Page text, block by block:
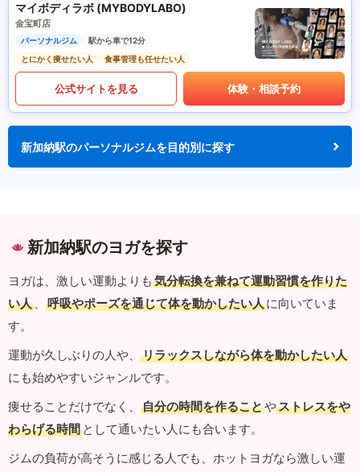
マイボディラボ (MYBODYLABO)
金宝町店
パーソナルジム
駅から車で12分
とにかく痩せたい人
食事管理も任せたい人
公式サイトを見る 体験・相談予約
新加納駅のパーソナルジムを目的別に探す
新加納駅のヨガを探す
ヨガは、激しい運動よりも 気分転換を兼ねて運動習慣を作りた
い人 、 呼吸やポーズを通じて体を動かしたい人に向いていま
す。
運動が久しぶりの人や、
リラックスしながら体を動かしたい人
にも始めやすいジャンルです。
痩せることだけでなく、
自分の時間を作ることやストレスをや
わらげる時間 として通いたい人にも合います。
ジムの負荷が高そうに感じる人でも、ホットヨガなら激しい運